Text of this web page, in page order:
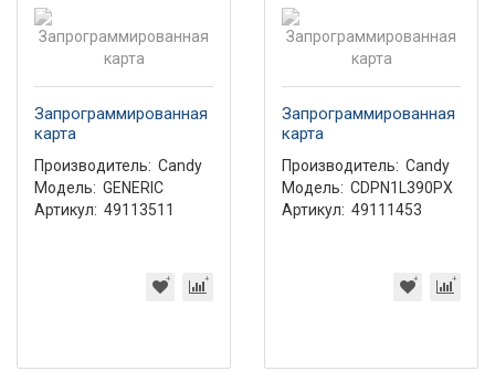
Запрограммированная
карта
Производитель: Candy
Модель: GENERIC
Артикул: 49113511
Запрограммированная
карта
Производитель: Candy
Модель: CDPN1L390PX
Артикул: 49111453